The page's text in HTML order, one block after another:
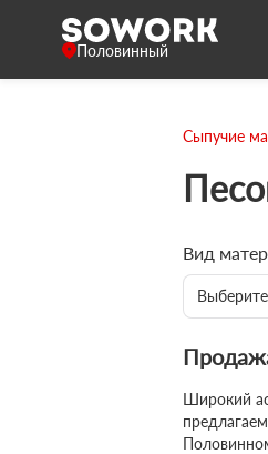
Половинный
Сыпучие
Вид
Выберите
Широкий